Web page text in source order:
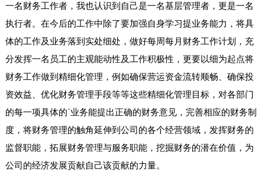
一名财务工作者，我也认识到自己是一名基层管理者，更是一名
执行者。在今后的工作中除了要加强自身学习提业务能力，将具
体的工作及业务落到实处细处，做好每周每月财务工作计划，充
分发挥一名员工的主观能动性及工作积极性，更要以细为起点将
财务工作做到精细化管理，例如确保营运资金流转顺畅、确保投
资效益、优化财务管理手段等等这些精细化管理目标，对各部门
的每一项具体的`业务能提出正确的财务意见，完善相应的财务制
度，将财务管理的触角延伸到公司的各个经营领域，发挥财务的
监督职能，拓展财务管理与服务职能，挖掘财务的潜在价值，为
公司的经济发展贡献自己该贡献的力量。